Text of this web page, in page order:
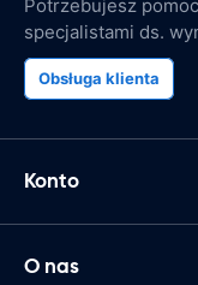
Potrzebujesz
specjalistami ds.
Obsługa klienta
Konto
O nas